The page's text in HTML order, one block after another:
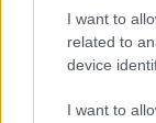
I want to
related to
device
I want to